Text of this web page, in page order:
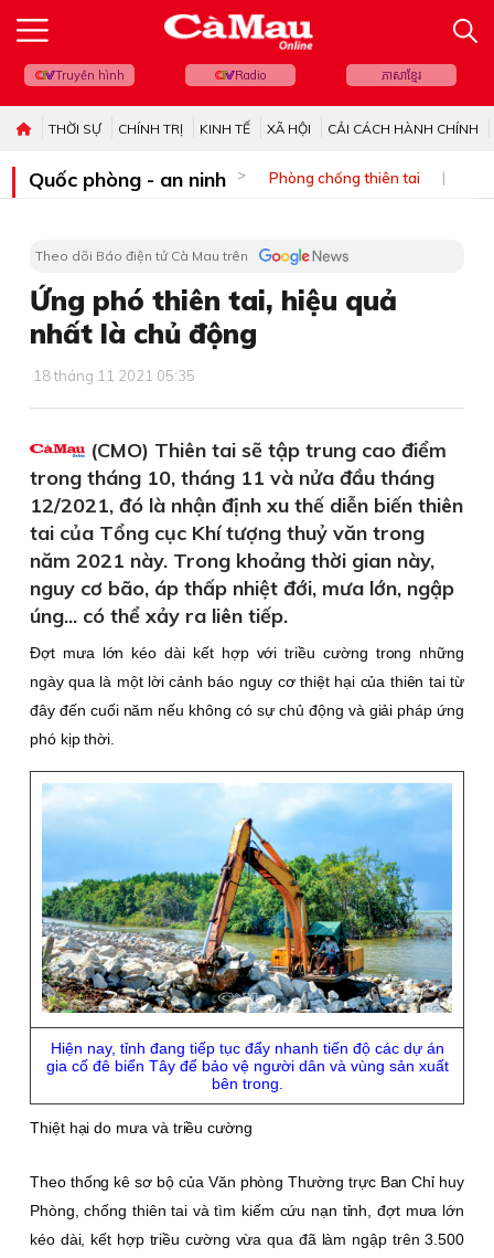
Truyền hình Radio ភាសាខ្មែរ
THỜI SỰ CHÍNH TRỊ KINH TẾ XÃ HỘI CẢI CÁCH HÀNH CHÍNH
Quốc phòng - an ninh Phòng chống thiên tai
Theo dõi Báo điện tử Cà Mau trên
Ứng phó thiên tai, hiệu quả
nhất là chủ động
18 tháng 11 2021 05:35
(CMO) Thiên tai sẽ tập trung cao điểm
trong tháng 10, tháng 11 và nửa đầu tháng
12/2021, đó là nhận định xu thế diễn biến thiên
tai của Tổng cục Khí tượng thuỷ văn trong
năm 2021 này. Trong khoảng thời gian này,
nguy cơ bão, áp thấp nhiệt đới, mưa lớn, ngập
úng... có thể xảy ra liên tiếp.
Đợt mưa lớn kéo dài kết hợp với triều cường trong những
ngày qua là một lời cảnh báo nguy cơ thiệt hại của thiên tai từ
đây đến cuối năm nếu không có sự chủ động và giải pháp ứng
phó kịp thời.
Hiện nay, tỉnh đang tiếp tục đẩy nhanh tiến độ các dự án
gia cố đê biển Tây để bảo vệ người dân và vùng sản xuất
bên trong.
Thiệt hại do mưa và triều cường
Theo thống kê sơ bộ của Văn phòng Thường trực Ban Chỉ huy
Phòng, chống thiên tai và tìm kiếm cứu nạn tỉnh, đợt mưa lớn
kéo dài, kết hợp triều cường vừa qua đã làm ngập trên 3.500